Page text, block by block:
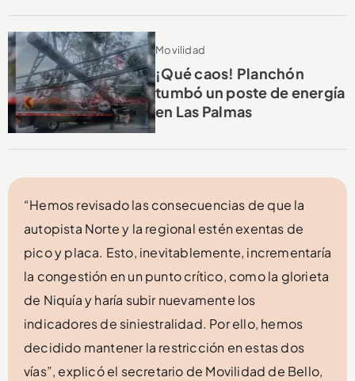
Movilidad
¡Qué caos! Planchón
tumbó un poste de energía
en Las Palmas
“Hemos revisado las consecuencias de que la
autopista Norte y la regional estén exentas de
pico y placa. Esto, inevitablemente, incrementaría
la congestión en un punto crítico, como la glorieta
de Niquía y haría subir nuevamente los
indicadores de siniestralidad. Por ello, hemos
decidido mantener la restricción en estas dos
vías”, explicó el secretario de Movilidad de Bello,